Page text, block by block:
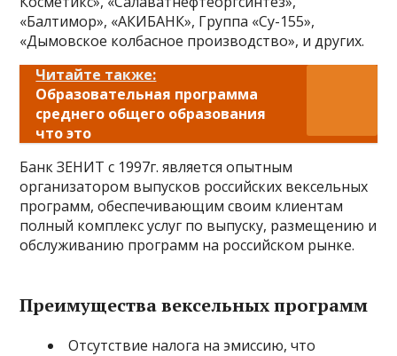
«Балтимор», «АКИБАНК», Группа «Су-155»,
«Дымовское колбасное производство», и других.
Читайте также:
Образовательная программа
среднего общего образования
что это
Банк ЗЕНИТ с 1997г. является опытным
организатором выпусков российских вексельных
программ, обеспечивающим своим клиентам
полный комплекс услуг по выпуску, размещению и
обслуживанию программ на российском рынке.
Преимущества вексельных программ
Отсутствие налога на эмиссию, что